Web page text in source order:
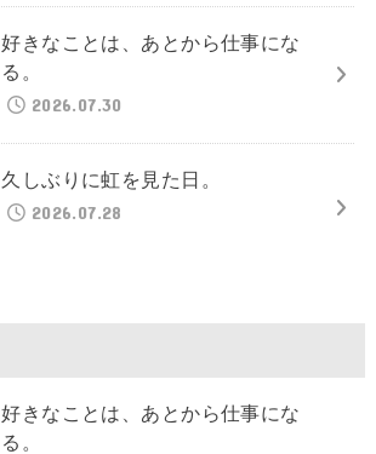
好きなことは、あとから仕事にな
る。
2026.07.30
久しぶりに虹を見た日。
2026.07.28
好きなことは、あとから仕事にな
る。